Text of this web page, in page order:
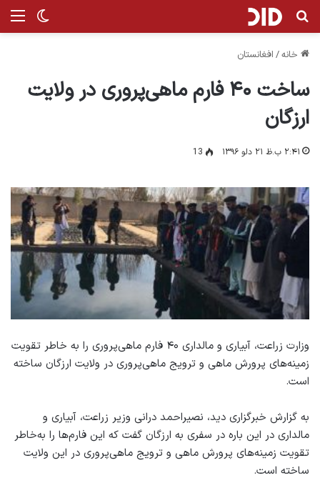
تغییر جستجو برای
خانه/ افغانستان
ساخت ۴۰ فارم ماهی‌پروری در ولایت
ارزگان
۲:۴۱ ب.ظ ۲۱ دلو ۱۳۹۶ 13
وزارت زراعت، آبیاری و مالداری ۴۰ فارم ماهی‌پروری را به خاطر تقویت
زمینه‌های پرورش ماهی و ترویج ماهی‌پروری در ولایت ارزگان ساخته
است.
به گزارش خبرگزاری دید، نصیراحمد درانی وزیر زراعت، آبیاری و
مالداری در این باره در سفری به ارزگان گفت که این فارم‌ها را به‌خاطر
تقویت زمینه‌های پرورش ماهی و ترویج ماهی‌پروری در این ولایت
ساخته‌ است.